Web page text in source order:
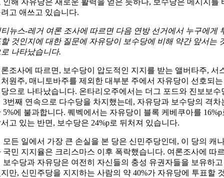
고 애쓰고 있습니다.
뉴스-레거 여론 조사에 따르면 다음 연방 선거에서 누구에게
것인지에 대한 질문에 자유당이 보수당에 비해 약간 앞서는
나타났습니다.
조사에 따르면, 보수당이 압도적인 지지를 받는 앨버타주, 서
원주, 매니토바주를 제외한 대부분 주에서 자유당이 선호되는
으로 나타났습니다. 온타리오주에서는 더그 포드와 진보보수
3번째 연속으로 다수당을 차지했는데, 자유당과 보수당의 격차
5%에 불과합니다. 퀘벡에서는 자유당이 블록 케베쿠아를 16%p
고 있는 반면, 보수당은 24%p로 뒤처져 있습니다.
모든 일에서 가장 큰 손실을 본 당은 신민주당인데, 이 당의 캐
국민 지지율은 크리스마스 이후 폭락했습니다. 여론조사에 따
보수당과 자유당은 여전히 ​​자신들의 충성 유권자들을 보유하고
만, 신민주당을 지지하는 사람의 약 40%가 자유당에 투표할